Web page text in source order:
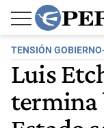
TENSIÓN
Luis
termina